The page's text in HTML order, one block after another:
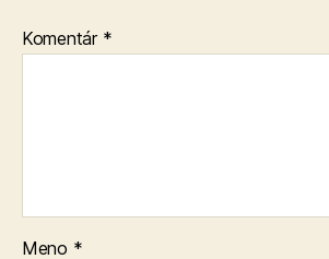
Komentár *
Meno *